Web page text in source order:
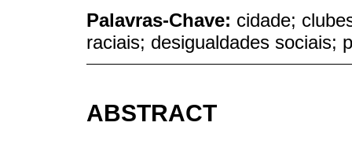
Palavras-Chave: cidade;
raciais; desigualdades sociais;
ABSTRACT